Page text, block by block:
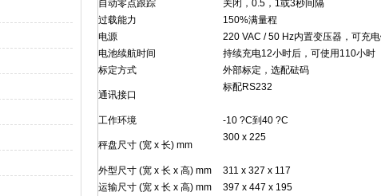
自动零点跟踪
关闭，0.5，1或3秒间隔
过载能力
150%满量程
电源
220 VAC / 50 Hz内置变压器，可充
电池续航时间
持续充电12小时后，可使用110小时
标定方式
外部标定，选配砝码
通讯接口
标配RS232
工作环境 -10 ?C到40 ?C
秤盘尺寸 (宽 x 长) mm
300 x 225
外型尺寸 (宽 x 长 x 高) mm
311 x 327 x 117
运输尺寸 (宽 x 长 x 高) mm
397 x 447 x 195